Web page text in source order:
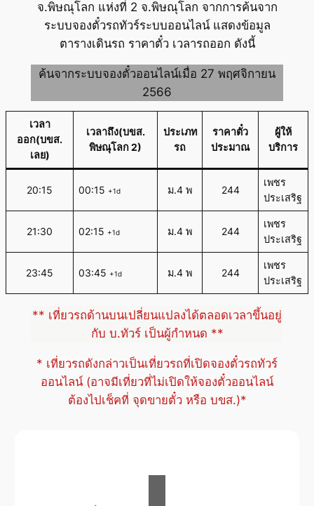
จ.พิษณุโลก แห่งที่ 2 จ.พิษณุโลก จากการค้นจาก
ระบบจองตั๋วรถทัวร์ระบบออนไลน์ แสดงข้อมูล
ตารางเดินรถ ราคาตั๋ว เวลารถออก ดังนี้
ค้นจากระบบจองตั๋วออนไลน์เมื่อ 27 พฤศจิกายน
2566
เวลา
ออก(บขส.
เลย)
เวลาถึง(บขส.
พิษณุโลก 2)
ประเภท
รถ
ราคาตั๋ว
ประมาณ
ผู้ให้
บริการ
20:15 00:15 +1d ม.4 พ 244
เพชร
ประเสริฐ
21:30 02:15 +1d ม.4 พ 244
เพชร
ประเสริฐ
23:45 03:45 +1d ม.4 พ 244
เพชร
ประเสริฐ
** เที่ยวรถด้านบนเปลี่ยนแปลงได้ตลอดเวลาขึ้นอยู่
กับ บ.ทัวร์ เป็นผู้กำหนด **
* เที่ยวรถดังกล่าวเป็นเที่ยวรถที่เปิดจองตั๋วรถทัวร์
ออนไลน์ (อาจมีเที่ยวที่ไม่เปิดให้จองตั๋วออนไลน์
ต้องไปเช็คที่ จุดขายตั๋ว หรือ บขส.)*